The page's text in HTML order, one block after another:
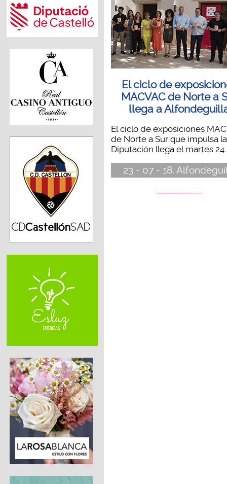
El ciclo de
MACVAC de Norte a
llega a
El ciclo de exposiciones
de Norte a Sur que impulsa la
Diputación llega el martes
23 - 07 - 18,